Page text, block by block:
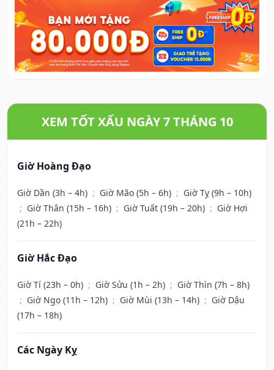
XEM TỐT XẤU NGÀY 7 THÁNG 10
Giờ Hoàng Đạo
Giờ Dần (3h – 4h) ; Giờ Mão (5h – 6h) ; Giờ Tỵ (9h – 10h)
; Giờ Thân (15h – 16h) ; Giờ Tuất (19h – 20h) ; Giờ Hợi
(21h – 22h)
Giờ Hắc Đạo
Giờ Tí (23h – 0h) ; Giờ Sửu (1h – 2h) ; Giờ Thìn (7h – 8h)
; Giờ Ngọ (11h – 12h) ; Giờ Mùi (13h – 14h) ; Giờ Dậu
(17h – 18h)
Các Ngày Kỵ